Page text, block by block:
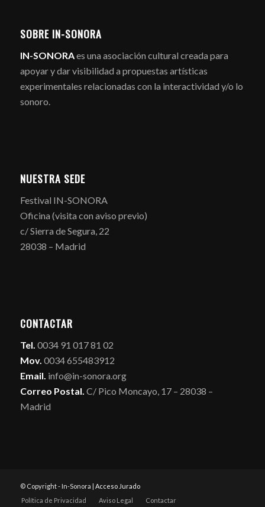
SOBRE IN-SONORA
IN-SONORAes una asociación cultural creada para
apoyar y dar visibilidad a propuestas artísticas
experimentales relacionadas con la interactividad y/o lo
sonoro.
NUESTRA SEDE
Festival IN-SONORA
Oficina (visita con aviso previo)
c/ Sierra de Segura, 22
28038 – Madrid
CONTACTAR
Tel. 0034 91 017 81 02
Mov. 0034 655483912
Email. info@in-sonora.org
Correo Postal. C/ Pico Moncayo, 17 – 28038 –
Madrid
© Copyright - In-Sonora | Acceso Jurado
Política de Privacidad
Aviso Legal Contactar